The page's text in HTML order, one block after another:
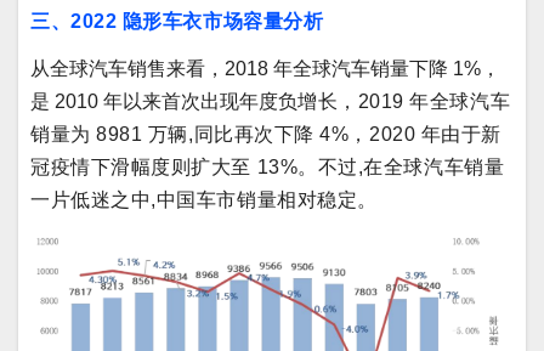
三、2022 隐形车衣市场容量分析
从全球汽车销售来看，2018 年全球汽车销量下降 1%，
是 2010 年以来首次出现年度负增长，2019 年全球汽车
销量为 8981 万辆,同比再次下降 4%，2020 年由于新
冠疫情下滑幅度则扩大至 13%。不过,在全球汽车销量
一片低迷之中,中国车市销量相对稳定。